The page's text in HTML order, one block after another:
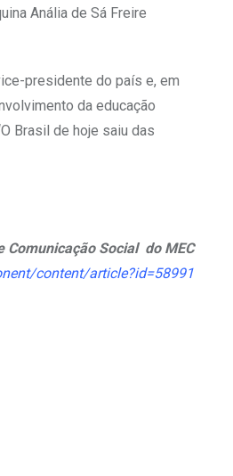
Anália de Sá Freire
presidente do país e, em
da educação
Brasil de hoje saiu das
Comunicação Social do MEC
content/article?id=58991